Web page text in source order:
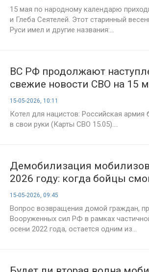
15 мая по народному календарю
и Глеба Сеятелей. Этот старинный
Руси имел и другие названия:...
ВС РФ продолжают
свежие новости СВО на 15
года, карта боевых
сводка на 1541-й день
15-05-2026, 10:11
Котел для нацистов: Российская армия
в свои руки (Карты СВО 15.05)....
Демобилизация
2026 году: когда бойцы
вернуться домой —
на 15 мая
15-05-2026, 09:45
Вопрос возвращения домой граждан,
Вооруженных сил РФ в рамках
осени 2022 года, остается одним из...